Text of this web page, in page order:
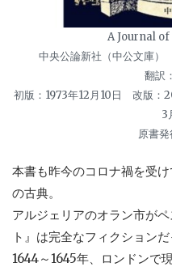
A Journal of
中央公論新社（中公文庫
翻訳
初版：1973年12月10日 改版
3
原書
本書も昨今のコロナ禍を受
の古典。
アルジェリアのオラン市が
ト』は完全なフィクション
1644～1645年、ロンドンで